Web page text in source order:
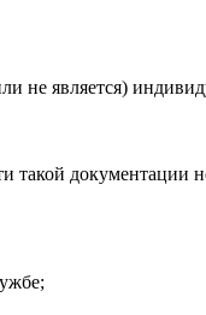
не является)
такой документации